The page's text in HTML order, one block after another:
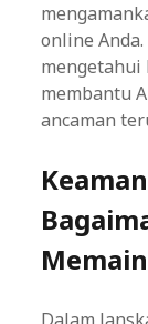
online
mengetahui
membantu
ancaman